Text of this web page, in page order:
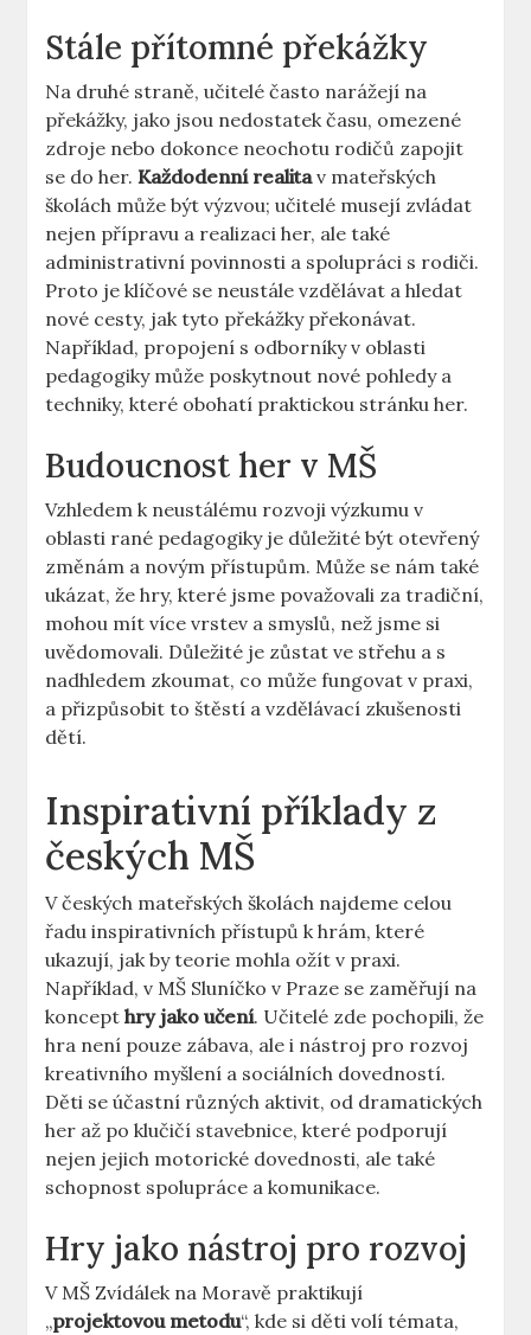
Stále přítomné překážky
Na druhé straně, učitelé často narážejí na
překážky, jako jsou nedostatek času, omezené
zdroje nebo dokonce neochotu rodičů zapojit
se do her.Každodenní realitav mateřských
školách může být výzvou; učitelé musejí zvládat
nejen přípravu a realizaci her, ale také
administrativní povinnosti a spolupráci s rodiči.
Proto je klíčové se neustále vzdělávat a hledat
nové cesty, jak tyto překážky překonávat.
Například, propojení s odborníky v oblasti
pedagogiky může poskytnout nové pohledy a
techniky, které obohatí praktickou stránku her.
Budoucnost her v MŠ
Vzhledem k neustálému rozvoji výzkumu v
oblasti rané pedagogiky je důležité být otevřený
změnám a novým přístupům. Může se nám také
ukázat, že hry, které jsme považovali za tradiční,
mohou mít více vrstev a smyslů, než jsme si
uvědomovali. Důležité je zůstat ve střehu a s
nadhledem zkoumat, co může fungovat v praxi,
a přizpůsobit to štěstí a vzdělávací zkušenosti
dětí.
Inspirativní příklady z
českých MŠ
V českých mateřských školách najdeme celou
řadu inspirativních přístupů k hrám, které
ukazují, jak by teorie mohla ožít v praxi.
Například, v MŠ Sluníčko v Praze se zaměřují na
koncepthry jako učení. Učitelé zde pochopili, že
hra není pouze zábava, ale i nástroj pro rozvoj
kreativního myšlení a sociálních dovedností.
Děti se účastní různých aktivit, od dramatických
her až po klučičí stavebnice, které podporují
nejen jejich motorické dovednosti, ale také
schopnost spolupráce a komunikace.
Hry jako nástroj pro rozvoj
V MŠ Zvídálek na Moravě praktikují
„projektovou metodu“, kde si děti volí témata,